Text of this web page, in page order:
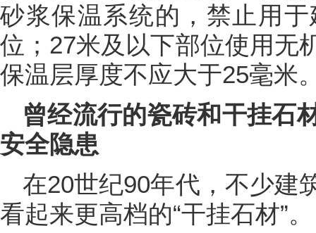
砂浆保温系统的，禁止用
位；27米及以下部位使用无
保温层厚度不应大于25毫米
曾经流行的瓷砖和干挂石
安全隐患
在20世纪90年代，不少建
看起来更高档的“干挂石材”。